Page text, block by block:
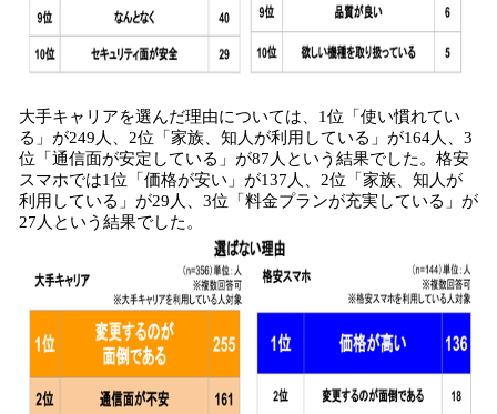
大手キャリアを選んだ理由については、1位「使い慣れてい
る」が249人、2位「家族、知人が利用している」が164人、3
位「通信面が安定している」が87人という結果でした。格安
スマホでは1位「価格が安い」が137人、2位「家族、知人が
利用している」が29人、3位「料金プランが充実している」が
27人という結果でした。